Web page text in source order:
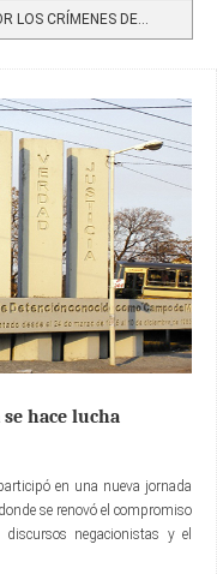
LOS CRÍMENES DE...
hace lucha
en una nueva jornada
se renovó el compromiso
negacionistas y el